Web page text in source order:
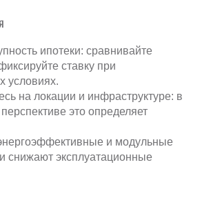
ипотеки: сравнивайте
ставку при
условиях.
на локации и инфраструктуре: в
это определяет
и модульные
снижают эксплуатационные